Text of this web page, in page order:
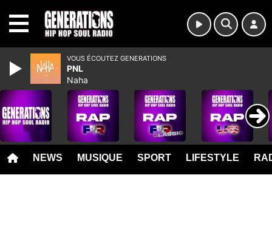
NEWS MUSIQUE SPORT LIFESTYLE
VOUS ÉCOUTEZ GENERATIONS
PNL
Naha